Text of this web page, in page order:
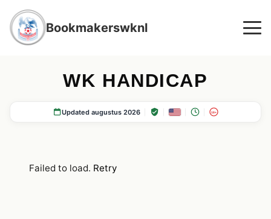
Bookmakerswknl
WK HANDICAP
Updated augustus 2026 18+
Failed to load. Retry